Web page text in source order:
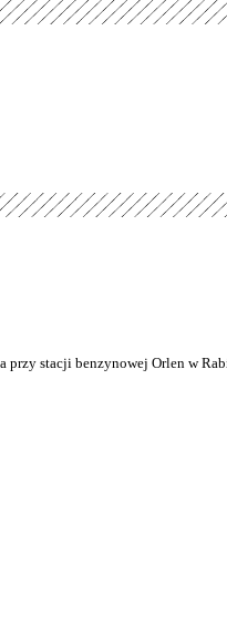
przy stacji benzynowej Orlen w